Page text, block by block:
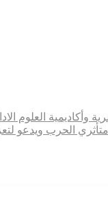
وأكاديمية العلوم
متأثري الحرب ويدعو